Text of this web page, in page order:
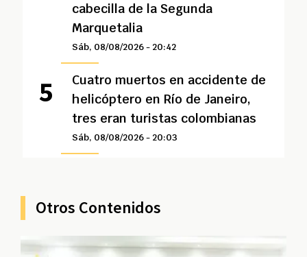
cabecilla de la Segunda
Marquetalia
Sáb, 08/08/2026 - 20:42
Cuatro muertos en accidente de
helicóptero en Río de Janeiro,
tres eran turistas colombianas
Sáb, 08/08/2026 - 20:03
Otros Contenidos